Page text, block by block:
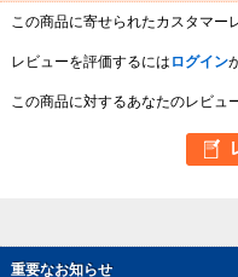
重要なお知らせ
この商品に寄せられたカスタマー
レビューを評価するには ログイン
この商品に対するあなたのレビュ